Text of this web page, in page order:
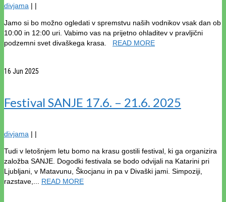
divjama | |
Jamo si bo možno ogledati v spremstvu naših vodnikov vsak dan ob
10:00 in 12:00 uri. Vabimo vas na prijetno ohladitev v pravljični
podzemni svet divaškega krasa. READ MORE
16 Jun 2025
Festival SANJE 17.6. – 21.6. 2025
divjama | |
Tudi v letošnjem letu bomo na krasu gostili festival, ki ga organizira
založba SANJE. Dogodki festivala se bodo odvijali na Katarini pri
Ljubljani, v Matavunu, Škocjanu in pa v Divaški jami. Simpoziji,
razstave,... READ MORE